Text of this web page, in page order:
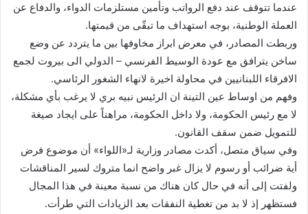
عندما تتوقف عند دفع الرواتب وتأمين مستلزمات الدواء، والدفاع عن
العملة الوطنية، بوجه استهداف ما تبقّى من قيمتها.
وربطت المصادر، في معرض ابراز مخاوفها بين ما يتردد عن وضع
ساخن يترافق مع عودة الوسيط الفرنسي – الدولي الى بيروت لجمع
الافرقاء اللبنانيين في محاولة اخيرة لانهاء الشغور الرئاسي.
وفهم من اوساط عين التينة ان الرئيس نبيه بري لا يرغب بأي مشكلة،
لا مع رئيس الحكومة، ولا داخل الحكومة، مراهناً على ايجاد صيغة
للتمويل ضمن سقف القانون.
وفي سياق متصل، أكدت مصادر وزارية لـ«اللواء» أن موضوع فرض
أية ضرائب أو رسوم لا يزال غبر واضح انما متروك لسير المناقشات
ولفتت إلى أنه في حال كان هناك من نسبة معينة في هذا المجال
فستظهر إذ لا بد من تغطية النفقات بعد الزيادات التي طرأت.